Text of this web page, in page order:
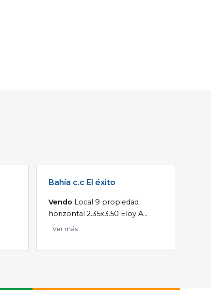
Bahía c.c El éxito
Vendo Local 9 propiedad
horizontal 2.35x3.50 Eloy A...
Ver más